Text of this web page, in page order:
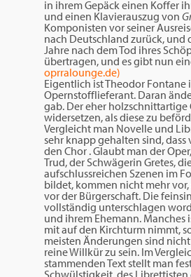
in ihrem Gepäck einen Koffer
und einen Klavierauszug von
Komponisten vor seiner
nach Deutschland zurück, und
Jahre nach dem Tod ihres
übertragen, und es gibt nun
oprralounge.de)
Eigentlich ist Theodor
Opernstofflieferant. Daran
gab. Der eher
widersetzen, als diese zu
Vergleicht man Novelle und
sehr knapp gehalten sind,
den Chor . Glaubt man der
Trud, der Schwägerin Gretes,
aufschlussreichen Szenen im
bildet, kommen nicht mehr
vor der Bürgerschaft. Die
vollständig unterschlagen
und ihrem Ehemann.
mit auf den Kirchturm nimmt,
meisten Änderungen sind
reine Willkür zu sein. Im
stammenden Text stellt man
Schwülstigkeit des